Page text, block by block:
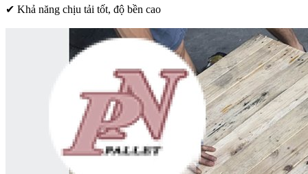
✔ Khả năng chịu tải tốt, độ bền cao